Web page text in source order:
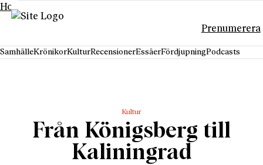
Hoppa till innehåll
Prenumerera
SamhälleKrönikorKulturRecensionerEssäerFördjupningPodcasts
Kultur
Från Königsberg till
Kaliningrad